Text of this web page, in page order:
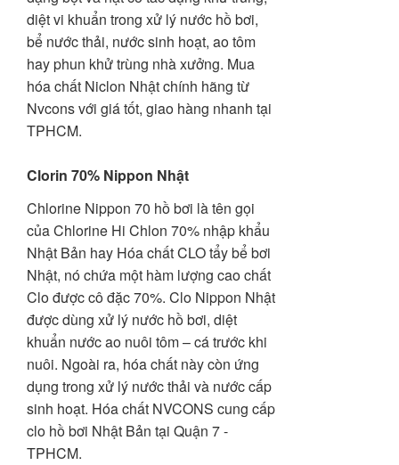
diệt vi khuẩn trong xử lý nước hồ bơi,
bể nước thải, nước sinh hoạt, ao tôm
hay phun khử trùng nhà xưởng. Mua
hóa chất Niclon Nhật chính hãng từ
Nvcons với giá tốt, giao hàng nhanh tại
TPHCM.
Clorin 70% Nippon Nhật
Chlorine Nippon 70 hồ bơi là tên gọi
của Chlorine Hi Chlon 70% nhập khẩu
Nhật Bản hay Hóa chất CLO tẩy bể bơi
Nhật, nó chứa một hàm lượng cao chất
Clo được cô đặc 70%. Clo Nippon Nhật
được dùng xử lý nước hồ bơi, diệt
khuẩn nước ao nuôi tôm – cá trước khi
nuôi. Ngoài ra, hóa chất này còn ứng
dụng trong xử lý nước thải và nước cấp
sinh hoạt. Hóa chất NVCONS cung cấp
clo hồ bơi Nhật Bản tại Quận 7 -
TPHCM.